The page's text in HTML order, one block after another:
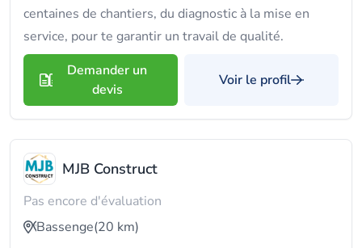
centaines de chantiers, du diagnostic à la mise en
service, pour te garantir un travail de qualité.
Demander un
devis
Voir le profil
MJB Construct
Pas encore d'évaluation
Bassenge(20 km)